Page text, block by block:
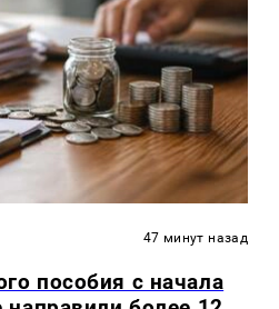
47 минут назад
пособия с начала